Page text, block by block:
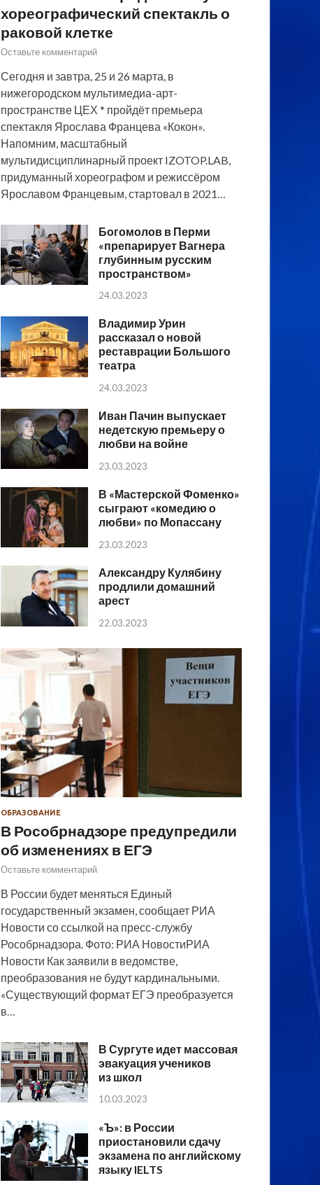
хореографический спектакль о
раковой клетке
Оставьте комментарий
Сегодня и завтра, 25 и 26 марта, в
нижегородском мультимедиа-арт-
пространстве ЦЕХ * пройдёт премьера
спектакля Ярослава Францева «Кокон».
Напомним, масштабный
мультидисциплинарный проект IZOTOP.LAB,
придуманный хореографом и режиссёром
Ярославом Францевым, стартовал в 2021…
Богомолов в Перми
«препарирует Вагнера
глубинным русским
пространством»
24.03.2023
Владимир Урин
рассказал о новой
реставрации Большого
театра
24.03.2023
Иван Пачин выпускает
недетскую премьеру о
любви на войне
23.03.2023
В «Мастерской Фоменко»
сыграют «комедию о
любви» по Мопассану
23.03.2023
Александру Кулябину
продлили домашний
арест
22.03.2023
ОБРАЗОВАНИЕ
В Рособрнадзоре предупредили
об изменениях в ЕГЭ
Оставьте комментарий
В России будет меняться Единый
государственный экзамен, сообщает РИА
Новости со ссылкой на пресс-службу
Рособрнадзора. Фото: РИА НовостиРИА
Новости Как заявили в ведомстве,
преобразования не будут кардинальными.
«Существующий формат ЕГЭ преобразуется
в…
В Сургуте идет массовая
эвакуация учеников
из школ
10.03.2023
«Ъ»: в России
приостановили сдачу
экзамена по английскому
языку IELTS